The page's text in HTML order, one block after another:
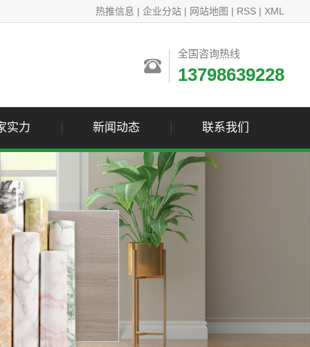
热推信息 | 企业分站 | 网站地图 | RSS | XML
全国咨询热线
13798639228
实力 新闻动态
公司新闻
行业资讯
技术资讯
联系我们
联系我们